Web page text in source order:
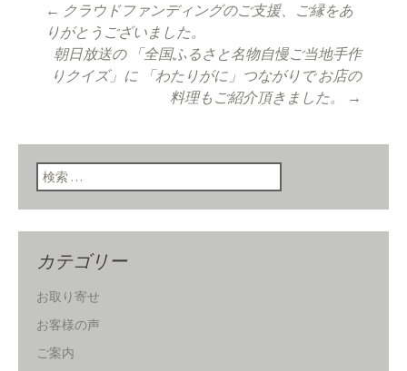
投稿ナビゲーショ
ン
← クラウドファンディングのご支援、ご縁をあ
りがとうございました。
朝日放送の 「全国ふるさと名物自慢ご当地手作
りクイズ」に 「わたりがに」つながりで お店の
料理もご紹介頂きました。
→
検索:
カテゴリー
お取り寄せ
お客様の声
ご案内